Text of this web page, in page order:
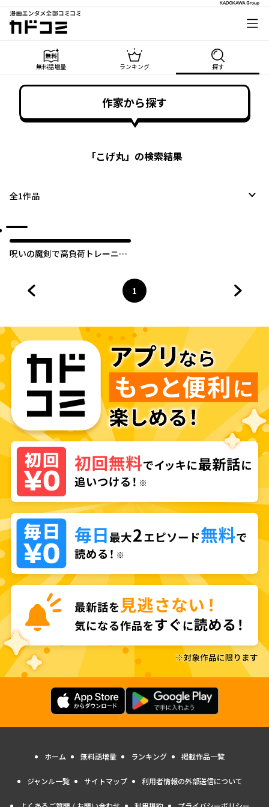
漫画エンタメ全部コミコミ
カドコミ
無料話増量 ランキング 探す
作家から探す
「こげ丸」の検索結果
全1作品
呪いの魔剣で高負荷トレーニン
ページ
1
へ
ホーム 無料話増量 ランキング 掲載作品一覧
ジャンル一覧 サイトマップ 利用者情報の外部送信について